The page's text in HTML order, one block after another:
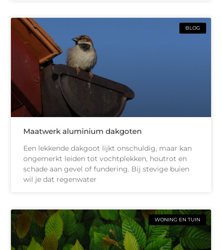
BLOG
Maatwerk aluminium dakgoten
Een lekkende dakgoot lijkt onschuldig, maar kan
ongemerkt leiden tot vochtplekken, houtrot en
schade aan gevel of fundering. Bij stevige buien
wil je dat regenwater
WONING EN TUIN